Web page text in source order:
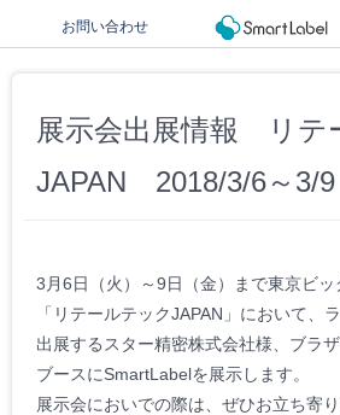
お問い合わせ
展示会出展情報 リテ
JAPAN 2018/3/6～3/9
3月6日（火）～9日（金）まで東京ビ
「リテールテックJAPAN」において、
出展するスター精密株式会社様、ブラ
ブースにSmartLabelを展示します。
展示会においでの際は、ぜひお立ち寄り